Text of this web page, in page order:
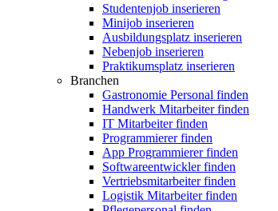
Studentenjob inserieren
Minijob inserieren
Ausbildungsplatz inserieren
Nebenjob inserieren
Praktikumsplatz inserieren
Branchen
Gastronomie Personal finden
Handwerk Mitarbeiter finden
IT Mitarbeiter finden
Programmierer finden
App Programmierer finden
Softwareentwickler finden
Vertriebsmitarbeiter finden
Logistik Mitarbeiter finden